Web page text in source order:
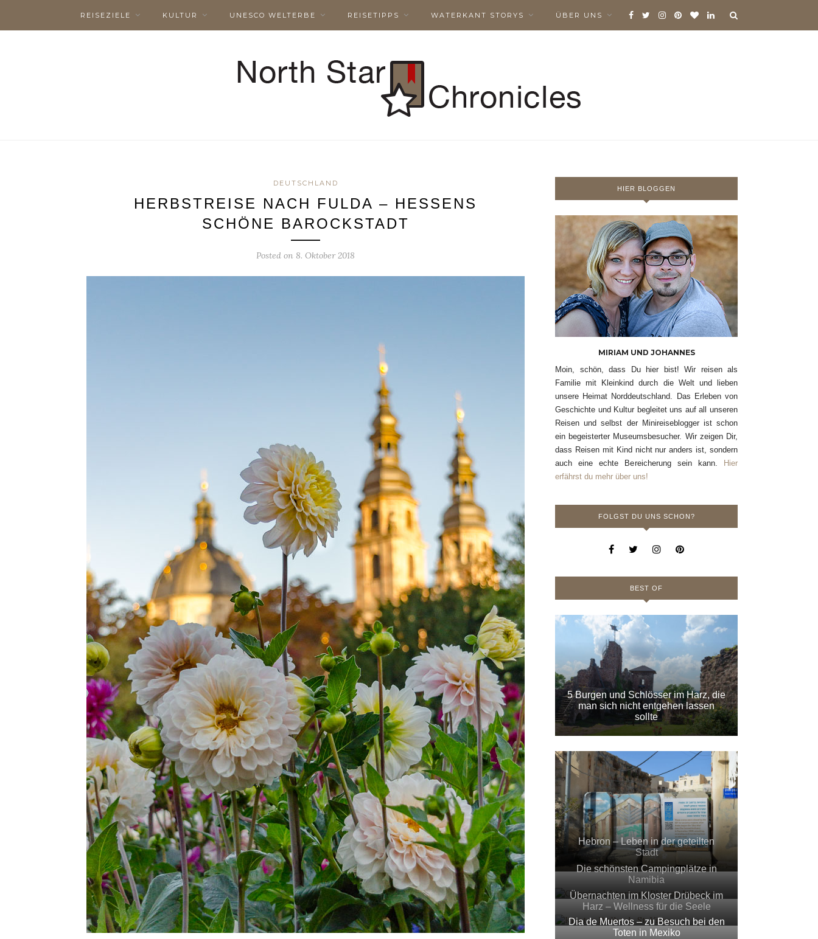
REISEZIELE KULTUR UNESCO WELTERBE REISETIPPS WATERKANT STORYS ÜBER UNS
DEUTSCHLAND
HERBSTREISE NACH FULDA – HESSENS
SCHÖNE BAROCKSTADT
Posted on 8. Oktober 2018
HIER BLOGGEN
MIRIAM UND JOHANNES
Moin, schön, dass Du hier bist! Wir reisen als
Familie mit Kleinkind durch die Welt und lieben
unsere Heimat Norddeutschland. Das Erleben von
Geschichte und Kultur begleitet uns auf all unseren
Reisen und selbst der Minireiseblogger ist schon
ein begeisterter Museumsbesucher. Wir zeigen Dir,
dass Reisen mit Kind nicht nur anders ist, sondern
auch eine echte Bereicherung sein kann.
Hier
erfährst du mehr über uns!
FOLGST DU UNS SCHON?
BEST OF
5 Burgen und Schlösser im Harz, die
man sich nicht entgehen lassen
sollte
Hebron – Leben in der geteilten
Stadt
Die schönsten Campingplätze in
Namibia
Übernachten im Kloster Drübeck im
Harz – Wellness für die Seele
Dia de Muertos – zu Besuch bei den
Toten in Mexiko